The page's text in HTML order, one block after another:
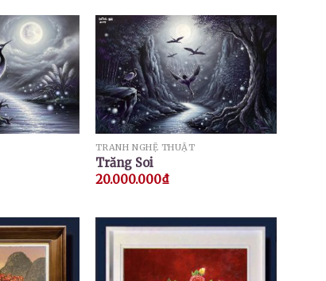
TRANH NGHỆ THUẬT
Trăng Soi
20.000.000₫